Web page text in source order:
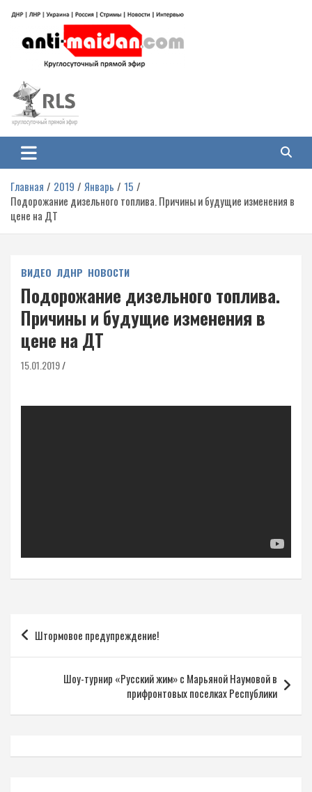
содержимому
Антимайдан: Гражданская война
на Украине
гражданской войне на Украине, включая события в Новороссии, ДНР,
ЛНР и других регионах.
Главная 2019 Январь
15
Подорожание дизельного топлива. Причины и будущие изменения в
цене на ДТ
ВИДЕО ЛДНР НОВОСТИ
Подорожание дизельного топлива.
Причины и будущие изменения в
цене на ДТ
15.01.2019
Навигация
по
записям
Штормовое предупреждение!
Шоу-турнир «Русский жим» с Марьяной Наумовой в
прифронтовых поселках Республики